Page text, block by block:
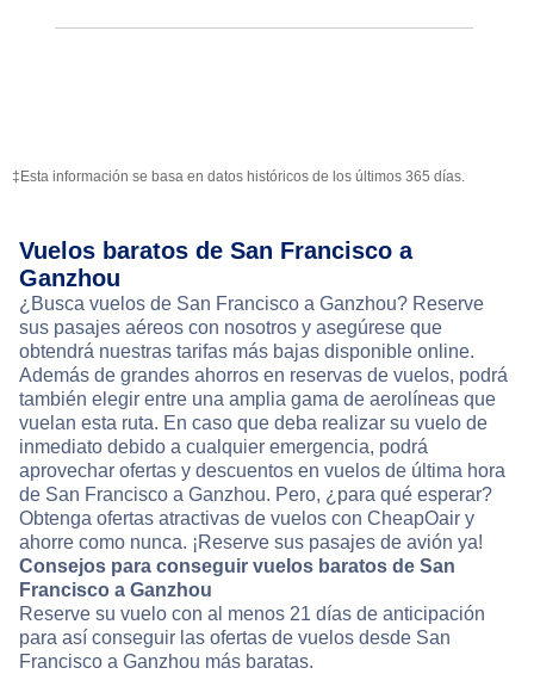
‡Esta información se basa en datos históricos de los últimos 365 días.
Vuelos baratos de San Francisco a
Ganzhou
¿Busca vuelos de San Francisco a Ganzhou? Reserve
sus pasajes aéreos con nosotros y asegúrese que
obtendrá nuestras tarifas más bajas disponible online.
Además de grandes ahorros en reservas de vuelos, podrá
también elegir entre una amplia gama de aerolíneas que
vuelan esta ruta. En caso que deba realizar su vuelo de
inmediato debido a cualquier emergencia, podrá
aprovechar ofertas y descuentos en vuelos de última hora
de San Francisco a Ganzhou. Pero, ¿para qué esperar?
Obtenga ofertas atractivas de vuelos con CheapOair y
ahorre como nunca. ¡Reserve sus pasajes de avión ya!
Consejos para conseguir vuelos baratos de San
Francisco a Ganzhou
Reserve su vuelo con al menos 21 días de anticipación
para así conseguir las ofertas de vuelos desde San
Francisco a Ganzhou más baratas.